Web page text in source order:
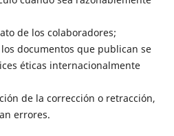
de los colaboradores;
documentos que publican se
éticas internacionalmente
de la corrección o retracción,
errores.